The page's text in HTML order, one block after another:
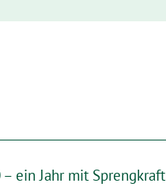
– ein Jahr mit Sprengkraft